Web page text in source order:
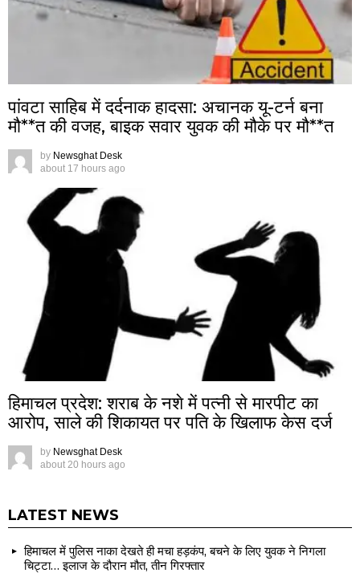
पांवटा साहिब में दर्दनाक हादसा: अचानक यू-टर्न बना
मौ**त की वजह, बाइक सवार युवक की मौके पर मौ**त
by Newsghat Desk
about 17 hours ago
हिमाचल प्रदेश: शराब के नशे में पत्नी से मारपीट का
आरोप, साले की शिकायत पर पति के खिलाफ केस दर्ज
by Newsghat Desk
about 20 hours ago
LATEST NEWS
हिमाचल में पुलिस नाका देखते ही मचा हड़कंप, बचने के लिए युवक ने निगला
चिट्टा… इलाज के दौरान मौत, तीन गिरफ्तार